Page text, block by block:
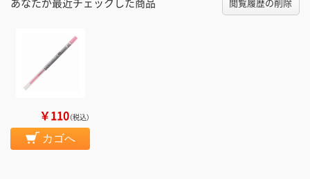
￥110（税込）
カゴへ